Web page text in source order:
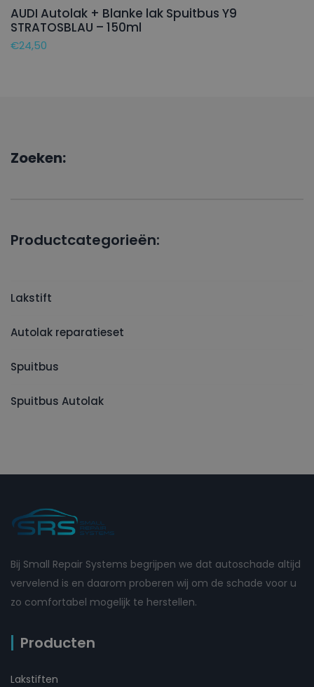
AUDI Autolak + Blanke lak Spuitbus Y9
STRATOSBLAU – 150ml
€24,50
Zoeken:
Productcategorieën:
Lakstift
Autolak reparatieset
Spuitbus
Spuitbus Autolak
Bij Small Repair Systems begrijpen we dat autoschade altijd
vervelend is en daarom proberen wij om de schade voor u
zo comfortabel mogelijk te herstellen.
Producten
Lakstiften